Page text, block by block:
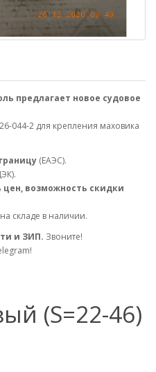
предлагает новое судовое
044-2 для крепления маховика
(ЕАЭС).
цен, возможность скидки
на складе в наличии.
и ЗИП. Звоните!
(S=22-46)